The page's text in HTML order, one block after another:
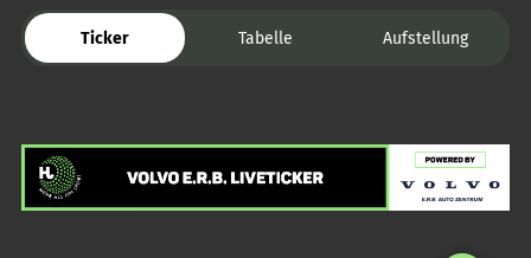
Ticker Tabelle Aufstellung